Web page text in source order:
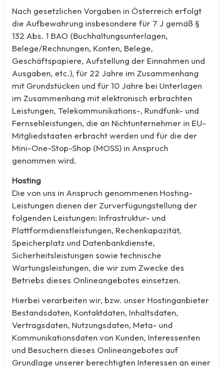
Nach gesetzlichen Vorgaben in Österreich erfolgt
die Aufbewahrung insbesondere für 7 J gemäß §
132 Abs. 1 BAO (Buchhaltungsunterlagen,
Belege/Rechnungen, Konten, Belege,
Geschäftspapiere, Aufstellung der Einnahmen und
Ausgaben, etc.), für 22 Jahre im Zusammenhang
mit Grundstücken und für 10 Jahre bei Unterlagen
im Zusammenhang mit elektronisch erbrachten
Leistungen, Telekommunikations-, Rundfunk- und
Fernsehleistungen, die an Nichtunternehmer in EU-
Mitgliedstaaten erbracht werden und für die der
Mini-One-Stop-Shop (MOSS) in Anspruch
genommen wird.
Hosting
Die von uns in Anspruch genommenen Hosting-
Leistungen dienen der Zurverfügungstellung der
folgenden Leistungen: Infrastruktur- und
Plattformdienstleistungen, Rechenkapazität,
Speicherplatz und Datenbankdienste,
Sicherheitsleistungen sowie technische
Wartungsleistungen, die wir zum Zwecke des
Betriebs dieses Onlineangebotes einsetzen.
Hierbei verarbeiten wir, bzw. unser Hostinganbieter
Bestandsdaten, Kontaktdaten, Inhaltsdaten,
Vertragsdaten, Nutzungsdaten, Meta- und
Kommunikationsdaten von Kunden, Interessenten
und Besuchern dieses Onlineangebotes auf
Grundlage unserer berechtigten Interessen an einer